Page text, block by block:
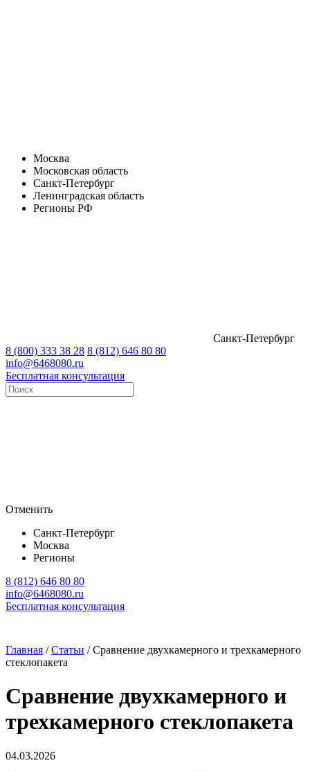
Москва
Московская область
Санкт-Петербург
Ленинградская область
Регионы РФ
Санкт-Петербург
8 (800) 333 38 28 8 (812) 646 80 80
info@6468080.ru
Бесплатная консультация
Отменить
Санкт-Петербург
Москва
Регионы
8 (812) 646 80 80
info@6468080.ru
Бесплатная консультация
Главная /Статьи /Сравнение двухкамерного и трехкамерного
стеклопакета
Сравнение двухкамерного и
трехкамерного стеклопакета
04.03.2026